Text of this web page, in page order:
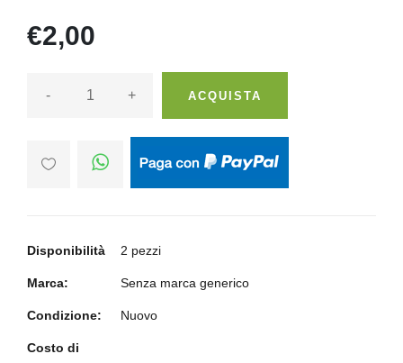
€2,00
- + ACQUISTA
Disponibilità 2 pezzi
Marca: Senza marca generico
Condizione: Nuovo
Costo di